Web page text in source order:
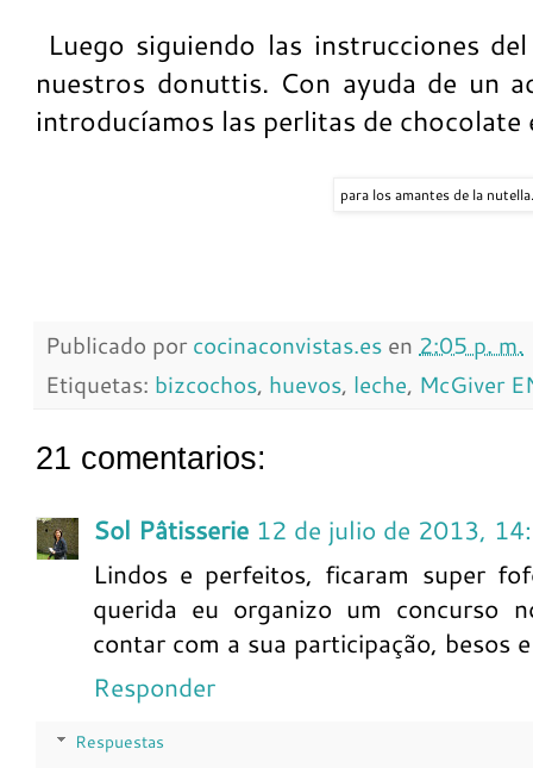
Luego siguiendo las instrucciones
nuestros donuttis. Con ayuda de un
introducíamos las perlitas de chocolate
para los amantes de la
Publicado por cocinaconvistas.es en 2:05 p. m.
Etiquetas: bizcochos, huevos, leche, McGiver
21 comentarios:
Sol Pâtisserie 12 de julio de 2013,
Lindos e perfeitos, ficaram super
querida eu organizo um concurso
contar com a sua participação, besos
Responder
Respuestas